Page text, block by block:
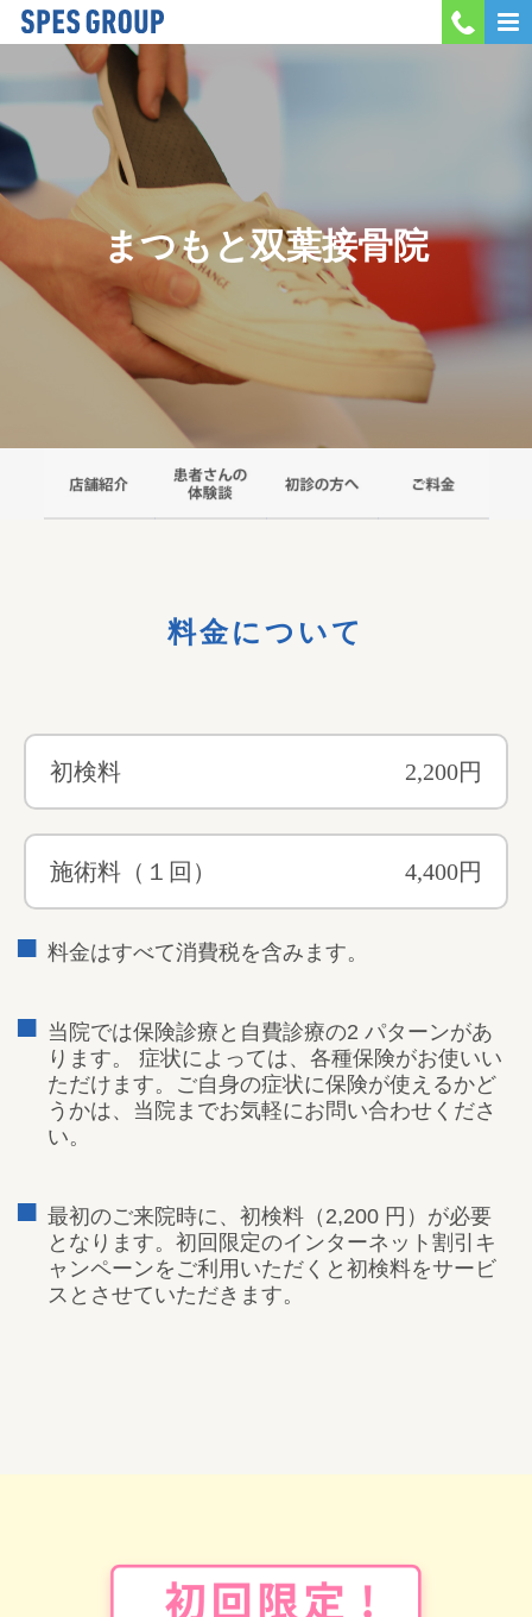
当院紹介
採用情報
お問い合わせ
まつもと双葉接骨院
料金について
初検料 2,200円
施術料（１回） 4,400円
料金はすべて消費税を含みます。
当院では保険診療と自費診療の2 パターンがあ
ります。 症状によっては、各種保険がお使いい
ただけます。ご自身の症状に保険が使えるかど
うかは、当院までお気軽にお問い合わせくださ
い。
最初のご来院時に、初検料（2,200 円）が必要
となります。初回限定のインターネット割引キ
ャンペーンをご利用いただくと初検料をサービ
スとさせていただきます。